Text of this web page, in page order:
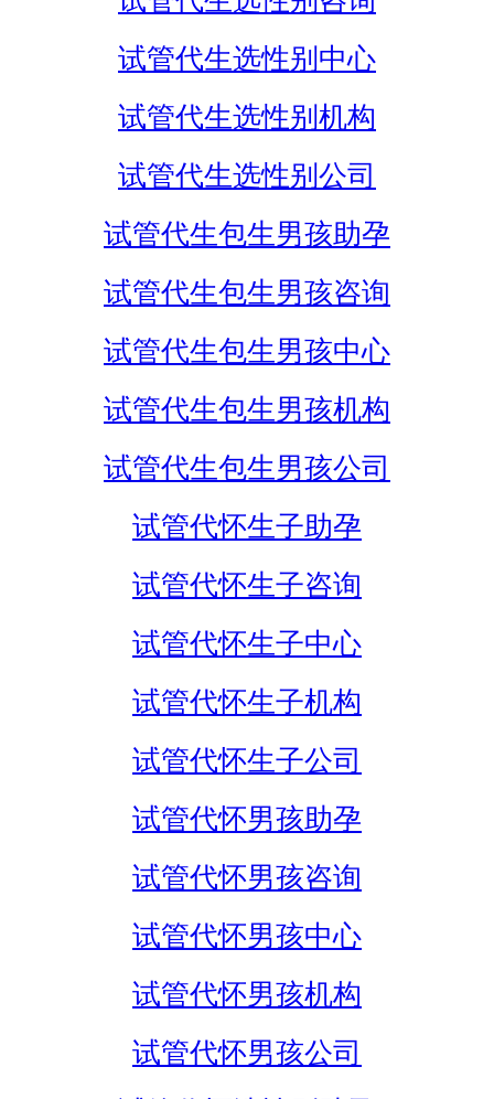
试管代生选性别中心
试管代生选性别机构
试管代生选性别公司
试管代生包生男孩助孕
试管代生包生男孩咨询
试管代生包生男孩中心
试管代生包生男孩机构
试管代生包生男孩公司
试管代怀生子助孕
试管代怀生子咨询
试管代怀生子中心
试管代怀生子机构
试管代怀生子公司
试管代怀男孩助孕
试管代怀男孩咨询
试管代怀男孩中心
试管代怀男孩机构
试管代怀男孩公司